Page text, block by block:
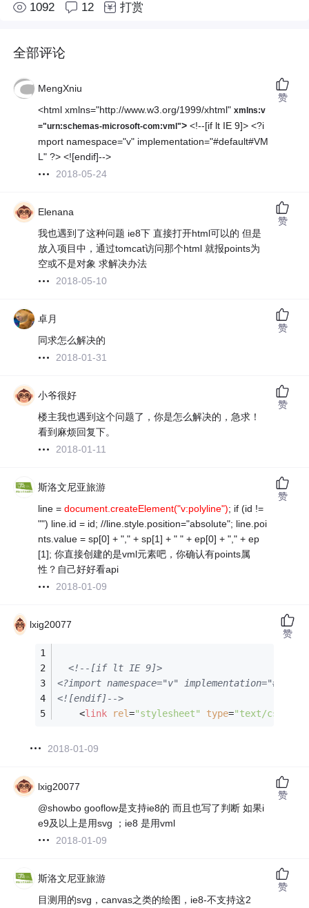
1092 12 打赏
全部评论
MengXniu
<html xmlns="http://www.w3.org/1999/xhtml"xmlns:v
="urn:schemas-microsoft-com:vml"><!--[if lt IE 9]> <?i
mport namespace="v" implementation="#default#VM
L" ?> <![endif]-->
2018-05-24
赞
Elenana
我也遇到了这种问题 ie8下 直接打开html可以的 但是
放入项目中，通过tomcat访问那个html 就报points为
空或不是对象 求解决办法
2018-05-10
赞
卓月
同求怎么解决的
2018-01-31
赞
小爷很好
楼主我也遇到这个问题了，你是怎么解决的，急求！
看到麻烦回复下。
2018-01-11
赞
斯洛文尼亚旅游
line =document.createElement("v:polyline"); if (id !=
"") line.id = id; //line.style.position="absolute"; line.poi
nts.value = sp[0] + "," + sp[1] + " " + ep[0] + "," + ep
[1]; 你直接创建的是vml元素吧，你确认有points属
性？自己好好看api
2018-01-09
赞
lxig20077
<!--[if lt IE 9]>
<?import namespace="v"
<![endif]-->
<link rel="stylesheet" type="text/css"
2018-01-09
赞
lxig20077
@showbo gooflow是支持ie8的 而且也写了判断 如果i
e9及以上是用svg ；ie8 是用vml
2018-01-09
赞
斯洛文尼亚旅游
目测用的svg，canvas之类的绘图，ie8-不支持这2
赞